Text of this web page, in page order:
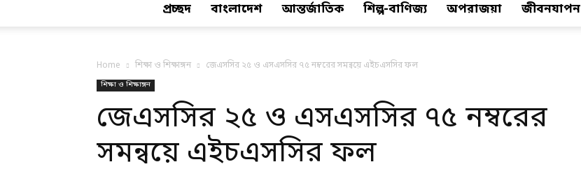
প্রচ্ছদ বাংলাদেশ আন্তর্জাতিক শিল্প-বাণিজ্য অপরাজয়া জীবনযাপন
Home শিক্ষা ও শিক্ষাঙ্গন জেএসসির ২৫ ও এসএসসির ৭৫ নম্বরের সমন্বয়ে এইচএসসির ফল
শিক্ষা ও শিক্ষাঙ্গন
জেএসসির ২৫ ও এসএসসির ৭৫ নম্বরের
সমন্বয়ে এইচএসসির ফল